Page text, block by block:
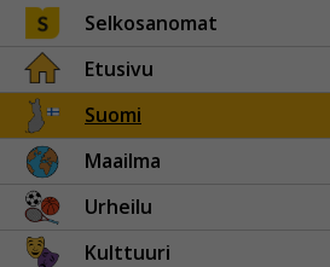
Selkosanomat
Etusivu
Suomi
Maailma
Urheilu
Kulttuuri